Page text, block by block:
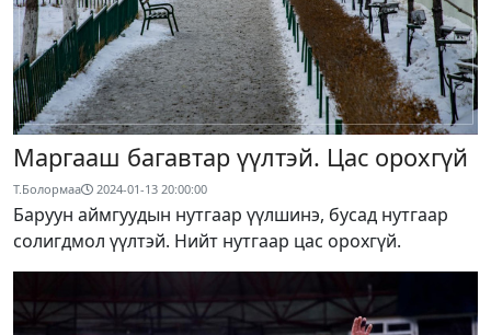
Маргааш багавтар үүлтэй. Цас орохгүй
Т.Болормаа 2024-01-13 20:00:00
Баруун аймгуудын нутгаар үүлшинэ, бусад нутгаар
солигдмол үүлтэй. Нийт нутгаар цас орохгүй.